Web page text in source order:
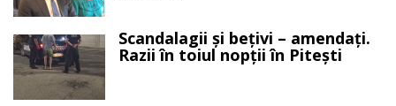
Scandalagii și bețivi – amendați.
Razii în toiul nopții în Pitești